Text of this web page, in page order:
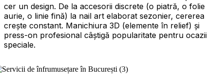
cer un design. De la accesorii discrete (o piatră, o folie
aurie, o linie fină) la nail art elaborat sezonier, cererea
crește constant. Manichiura 3D (elemente în relief) și
press-on profesional câștigă popularitate pentru ocazii
speciale.